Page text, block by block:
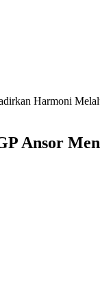
Harmoni
Ansor